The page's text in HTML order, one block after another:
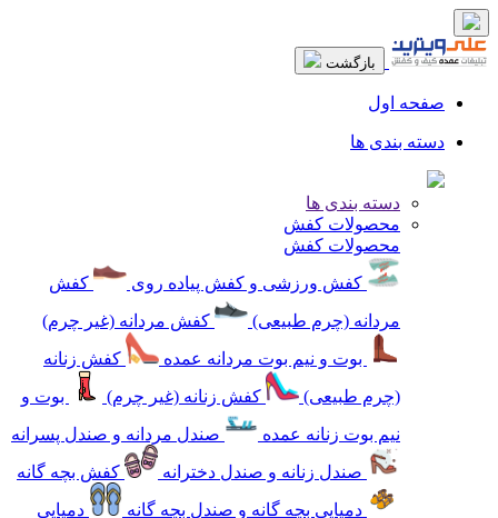
بازگشت
صفحه اول
دسته بندی ها
دسته بندی ها
محصولات کفش
محصولات کفش
کفش ورزشی و کفش پیاده روی
کفش
مردانه (چرم طبیعی)
کفش مردانه (غیر چرم)
بوت و نیم بوت مردانه عمده
کفش زنانه
(چرم طبیعی)
کفش زنانه (غیر چرم)
بوت و
نیم بوت زنانه عمده
صندل مردانه و صندل پسرانه
صندل زنانه و صندل دخترانه
کفش بچه گانه
دمپایی بچه گانه و صندل بچه گانه
دمپایی